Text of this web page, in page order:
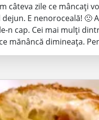
câteva zile ce mâncați
dejun. E nenoroceală!
n cap. Cei mai mulți
mănâncă dimineața.